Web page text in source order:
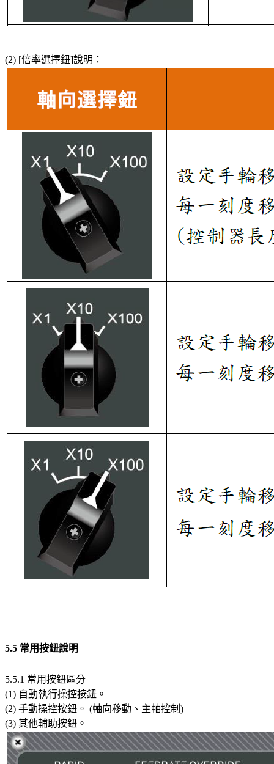
(2) [倍率選擇鈕]說明：
5.5 常用按鈕說明
5.5.1 常用按鈕區分
(1) 自動執行操控按鈕。
(2) 手動操控按鈕。 (軸向移動、主軸控制)
(3) 其他輔助按鈕。